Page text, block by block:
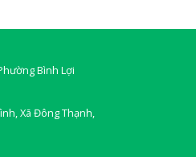
Bình Lợi
Xã Đông Thạnh,